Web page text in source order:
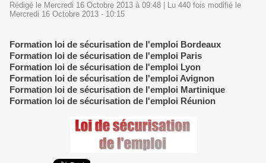
Rédigé le Mercredi 16 Octobre 2013 à 09:48 | Lu 440 fois modifié le
Mercredi 16 Octobre 2013 - 10:15
Formation loi de sécurisation de l'emploi Bordeaux
Formation loi de sécurisation de l'emploi Paris
Formation loi de sécurisation de l'emploi Lyon
Formation loi de sécurisation de l'emploi Avignon
Formation loi de sécurisation de l'emploi Martinique
Formation loi de sécurisation de l'emploi Réunion